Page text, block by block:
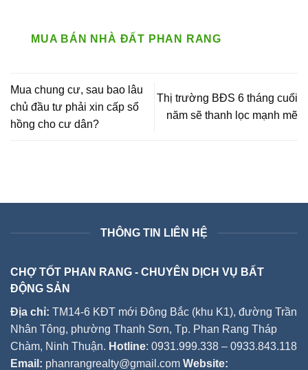
MUA BÁN NHÀ ĐẤT PHAN RANG
Mua chung cư, sau bao lâu
chủ đầu tư phải xin cấp sổ
hồng cho cư dân?
Thị trường BĐS 6 tháng cuối
năm sẽ thanh lọc mạnh mẽ
THÔNG TIN LIÊN HỆ
CHỢ TỐT PHAN RANG - CHUYÊN DỊCH VỤ BẤT
ĐỘNG SẢN
Địa chỉ: TM14-6 KĐT mới Đông Bắc (khu K1), đường Trần
Nhân Tông, phường Thanh Sơn, Tp. Phan Rang Tháp
Chàm, Ninh Thuận. Hotline: 0931.999.338 – 0933.843.118
Email: phanrangrealty@gmail.com Website: